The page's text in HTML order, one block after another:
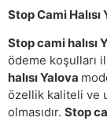
Stop Cami Halısı
Stop cami halısı
ödeme koşulları
halısı Yalova
özellik kaliteli ve
olmasıdır. Stop